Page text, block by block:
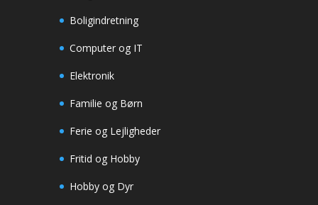
Boligindretning
Computer og IT
Elektronik
Familie og Børn
Ferie og Lejligheder
Fritid og Hobby
Hobby og Dyr